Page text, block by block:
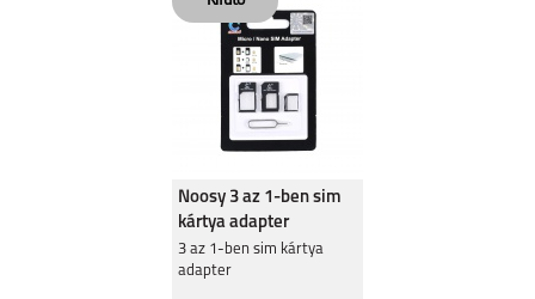
Noosy 3 az 1-ben sim
kártya adapter
3 az 1-ben sim kártya
adapter